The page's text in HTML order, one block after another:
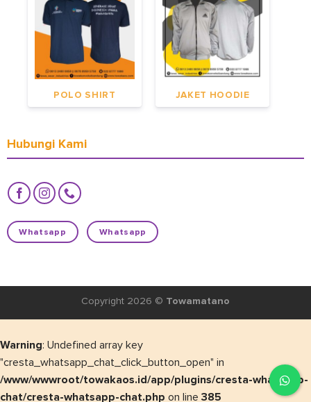
POLO SHIRT JAKET HOODIE
Hubungi Kami
Whatsapp Whatsapp
Copyright 2026 © Towamatano
Warning: Undefined array key
"cresta_whatsapp_chat_click_button_open" in
/www/wwwroot/towakaos.id/app/plugins/cresta-whatsapp-
chat/cresta-whatsapp-chat.php on line 385